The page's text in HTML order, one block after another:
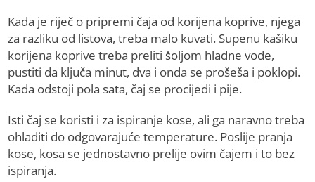
Kada je riječ o pripremi čaja od korijena koprive, njega
za razliku od listova, treba malo kuvati. Supenu kašiku
korijena koprive treba preliti šoljom hladne vode,
pustiti da ključa minut, dva i onda se prošeša i poklopi.
Kada odstoji pola sata, čaj se procijedi i pije.
Isti čaj se koristi i za ispiranje kose, ali ga naravno treba
ohladiti do odgovarajuće temperature. Poslije pranja
kose, kosa se jednostavno prelije ovim čajem i to bez
ispiranja.